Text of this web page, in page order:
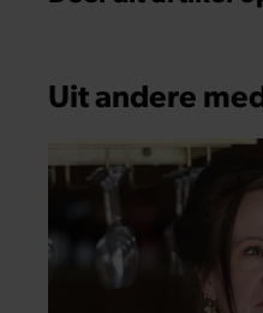
Uit andere